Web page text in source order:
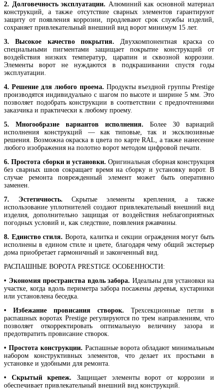
2. Долговечность эксплуатации. Алюминий как основной материал
конструкций, а также отсутствие сварных элементов гарантируют
защиту от появления коррозии, продлевают срок службы изделий,
сохраняет привлекательный внешний вид ворот минимум 15 лет.
3. Высокое качество покрытия. Двухкомпонентная краска со
специальными пигментами защищает покрытие конструкций от
воздействия низких температур, царапин и сквозной коррозии.
Элементы ворот не нуждаются в подкрашивании спустя годы
эксплуатации.
4. Решение для любого проема. Продукты въездной группы Prestige
производятся индивидуально с шагом по высоте и ширине 5 мм. Это
позволяет подобрать конструкции в соответствии с предпочтениями
заказчика и практически к любому проему.
5. Многообразие вариантов исполнения. Более 30 вариаций
исполнения конструкций — как типовые, так и эксклюзивные
решения. Возможна окраска в цвета по карте RAL, а также нанесение
любого изображения на полотно ворот методом цифровой печати.
6. Простота сборки и установки. Оригинальная сборная конструкция
без сварных швов сокращает время на сборку и установку ворот. В
случае ремонта поврежденный элемент может быть оперативно
заменен.
7. Эстетичность. Скрытые элементы крепления, а также
использование уплотнителей создают привлекательный внешний вид
изделия, дополнительно защищая от воздействия неблагоприятных
погодных условий и, как следствие, появления ржавчины.
8. Единство стиля. Ворота, калитка и секции ограждения могут быть
исполнены в едином стиле и цвете, благодаря чему общий экстерьер
дома приобретает гармоничный и законченный вид.
РАСПАШНЫЕ ВОРОТА PRESTIGE ОСОБЕННОСТИ:
• Экономия пространства вдоль забора. Идеальны для установки на
участке, когда вдоль периметра забора посажены деревья, кустарники
или установлена беседка.
• Избежание провисания створок. Трехсекционные петли в
распашных воротах Prestige регулируются по трем направлениям, что
позволяет откорректировать оптимальную величину зазора и
предотвратить провисание створок.
• Простота конструкции. Распашные ворота обладают минимальным
набором конструктивных элементов, что делает их простыми в
установке и удобными для ремонта.
• Скрытый крепеж. Защищает элементы ворот от коррозии и
обеспечивает привлекательный внешний вид конструкций.